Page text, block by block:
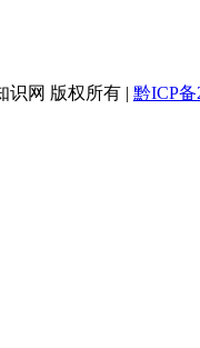
识网 版权所有 | 黔ICP备